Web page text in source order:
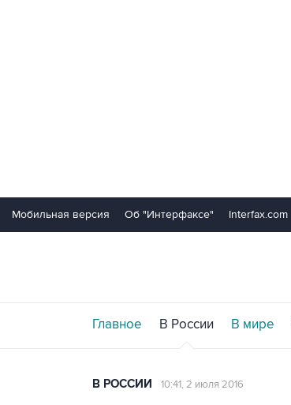
Мобильная версия Об "Интерфаксе" Interfax.com
Главное В России В мире
В РОССИИ 10:41, 2 июля 2016